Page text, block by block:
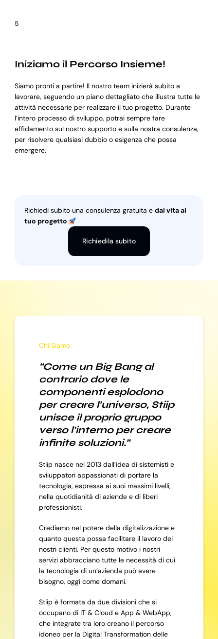
5
Iniziamo il Percorso Insieme!
Siamo pronti a partire! Il nostro team inizierà subito a
lavorare, seguendo un piano dettagliato che illustra tutte le
attività necessarie per realizzare il tuo progetto. Durante
l’intero processo di sviluppo, potrai sempre fare
affidamento sul nostro supporto e sulla nostra consulenza,
per risolvere qualsiasi dubbio o esigenza che possa
emergere.
Richiedi subito una consulenza gratuita e dai vita al
tuo progetto
Richiedila subito
Chi Siamo
“Come un Big Bang al
contrario dove le
componenti esplodono
per creare l’universo, Stiip
unisce il proprio gruppo
verso l’interno per creare
infinite soluzioni.”
Stiip nasce nel 2013 dall’idea di sistemisti e
sviluppatori appassionati di portare la
tecnologia, espressa ai suoi massimi livelli,
nella quotidianità di aziende e di liberi
professionisti.
Crediamo nel potere della digitalizzazione e
quanto questa possa facilitare il lavoro dei
nostri clienti. Per questo motivo i nostri
servizi abbracciano tutte le necessità di cui
la tecnologia di un’azienda può avere
bisogno, oggi come domani.
Stiip è formata da due divisioni che si
occupano di IT & Cloud e App & WebApp,
che integrate tra loro creano il percorso
idoneo per la Digital Transformation delle